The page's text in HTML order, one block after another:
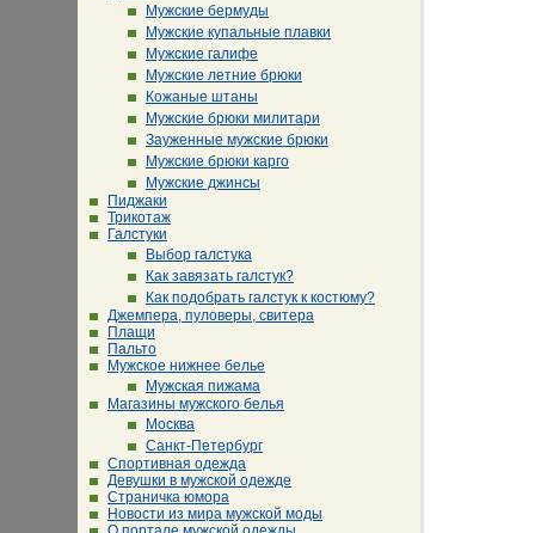
Мужские бермуды
Мужские купальные плавки
Мужские галифе
Мужские летние брюки
Кожаные штаны
Мужские брюки милитари
Зауженные мужские брюки
Мужские брюки карго
Мужские джинсы
Пиджаки
Трикотаж
Галстуки
Выбор галстука
Как завязать галстук?
Как подобрать галстук к костюму?
Джемпера, пуловеры, свитера
Плащи
Пальто
Мужское нижнее белье
Мужская пижама
Магазины мужского белья
Москва
Санкт-Петербург
Спортивная одежда
Девушки в мужской одежде
Страничка юмора
Новости из мира мужской моды